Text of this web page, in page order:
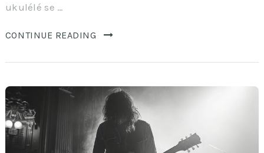
ukulélé se …
CONTINUE READING